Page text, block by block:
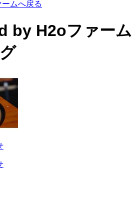
ムへ戻る
by H2oファーム